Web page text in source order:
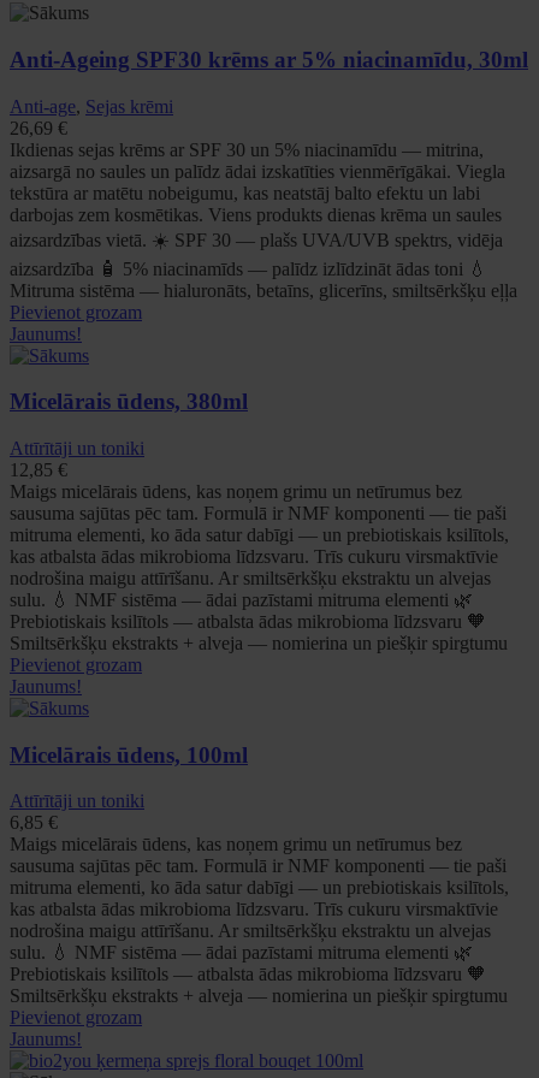
Anti-Ageing SPF30 krēms ar 5% niacinamīdu, 30ml
Anti-age, Sejas krēmi
26,69 €
Ikdienas sejas krēms ar SPF 30 un 5% niacinamīdu — mitrina,
aizsargā no saules un palīdz ādai izskatīties vienmērīgākai. Viegla
tekstūra ar matētu nobeigumu, kas neatstāj balto efektu un labi
darbojas zem kosmētikas. Viens produkts dienas krēma un saules
aizsardzības vietā. ☀️ SPF 30 — plašs UVA/UVB spektrs, vidēja
aizsardzība 🧴 5% niacinamīds — palīdz izlīdzināt ādas toni 💧
Mitruma sistēma — hialuronāts, betaīns, glicerīns, smiltsērkšķu eļļa
Pievienot grozam
Jaunums!
Micelārais ūdens, 380ml
Attīrītāji un toniki
12,85 €
Maigs micelārais ūdens, kas noņem grimu un netīrumus bez
sausuma sajūtas pēc tam. Formulā ir NMF komponenti — tie paši
mitruma elementi, ko āda satur dabīgi — un prebiotiskais ksilītols,
kas atbalsta ādas mikrobioma līdzsvaru. Trīs cukuru virsmaktīvie
nodrošina maigu attīrīšanu. Ar smiltsērkšķu ekstraktu un alvejas
sulu. 💧 NMF sistēma — ādai pazīstami mitruma elementi 🌿
Prebiotiskais ksilītols — atbalsta ādas mikrobioma līdzsvaru 🧡
Smiltsērkšķu ekstrakts + alveja — nomierina un piešķir spirgtumu
Pievienot grozam
Jaunums!
Micelārais ūdens, 100ml
Attīrītāji un toniki
6,85 €
Maigs micelārais ūdens, kas noņem grimu un netīrumus bez
sausuma sajūtas pēc tam. Formulā ir NMF komponenti — tie paši
mitruma elementi, ko āda satur dabīgi — un prebiotiskais ksilītols,
kas atbalsta ādas mikrobioma līdzsvaru. Trīs cukuru virsmaktīvie
nodrošina maigu attīrīšanu. Ar smiltsērkšķu ekstraktu un alvejas
sulu. 💧 NMF sistēma — ādai pazīstami mitruma elementi 🌿
Prebiotiskais ksilītols — atbalsta ādas mikrobioma līdzsvaru 🧡
Smiltsērkšķu ekstrakts + alveja — nomierina un piešķir spirgtumu
Pievienot grozam
Jaunums!